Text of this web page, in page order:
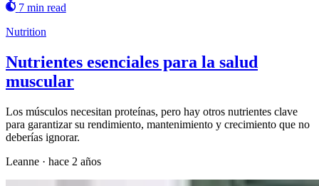
7 min read
Nutrition
Nutrientes esenciales para la salud
muscular
Los músculos necesitan proteínas, pero hay otros nutrientes clave
para garantizar su rendimiento, mantenimiento y crecimiento que no
deberías ignorar.
Leanne · hace 2 años